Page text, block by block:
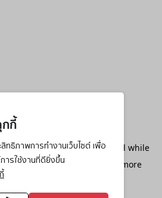
กกี้
ทธิภาพการทำงานเว็บไซต์ เพื่อ
ารใช้งานที่ดียิ่งขึ้น
-side exception has occurred while
(see the browser console
for more
information).